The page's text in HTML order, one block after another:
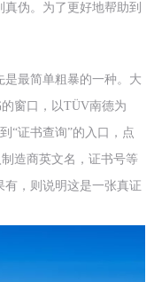
伪。为了更好地帮助到
是最简单粗暴的一种。大
窗口，以TÜV南德为
“证书查询”的入口，点
造商英文名，证书号等
有，则说明这是一张真证